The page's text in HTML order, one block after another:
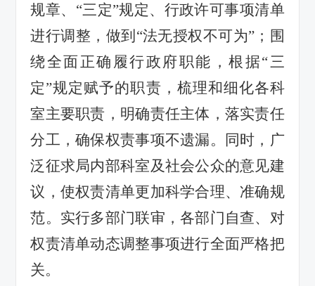
规章、 “三定”规定、行政许可事项清单
进行调整，做到“法无授权不可为”；围
绕全面正确履行政府职能，根据“三
定”规定赋予的职责，梳理和细化各科
室主要职责，明确责任主体，落实责任
分工，确保权责事项不遗漏。
同时，广
泛征求局内部科室及社会公众的意见建
议，使权责清单更加科学合理、准确规
范。 实行多部门联审，各部门自查、对
权责清单动态调整事项进行全面严格把
关。